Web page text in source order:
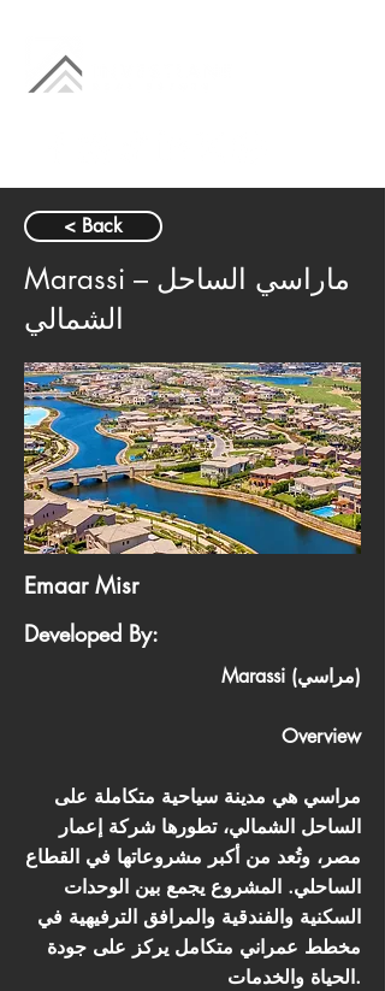
< Back
Marassi – ماراسي الساحل
الشمالي
Emaar Misr
Developed By:
Marassi (مراسي)
Overview
مراسي هي مدينة سياحية متكاملة على
الساحل الشمالي، تطورها شركة إعمار
مصر، وتُعد من أكبر مشروعاتها في القطاع
الساحلي. المشروع يجمع بين الوحدات
السكنية والفندقية والمرافق الترفيهية في
مخطط عمراني متكامل يركز على جودة
الحياة والخدمات.